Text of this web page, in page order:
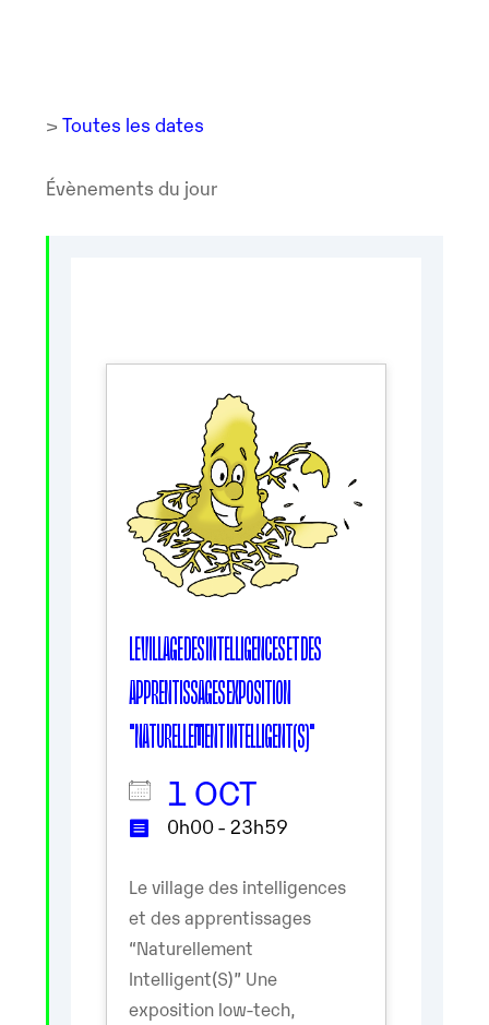
> Toutes les dates
Évènements du jour
LE VILLAGE DES INTELLIGENCES ET DES
APPRENTISSAGES EXPOSITION
"NATURELLEMENT INTELLIGENT(S)"
1 OCT
0h00 - 23h59
Le village des intelligences
et des apprentissages
“Naturellement
Intelligent(S)” Une
exposition low-tech,